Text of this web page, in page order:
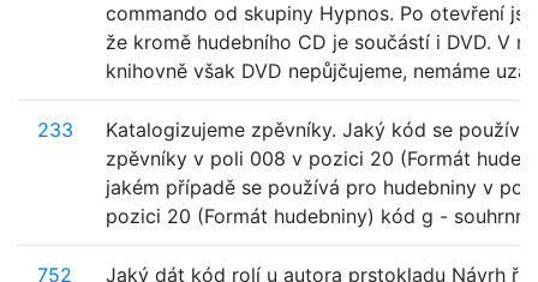
commando od skupiny Hypnos. Po otevření
že kromě hudebního CD je součástí i DVD. V
knihovně však DVD nepůjčujeme, nemáme
233
Katalogizujeme zpěvníky. Jaký kód se používá
zpěvníky v poli 008 v pozici 20 (Formát
jakém případě se používá pro hudebniny v
pozici 20 (Formát hudebniny) kód g -
752
Jaký dát kód rolí u autora prstokladu Návrh